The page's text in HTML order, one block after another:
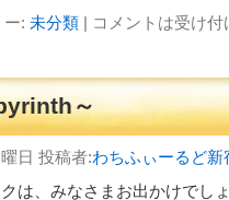
ー: 未分類| コメントは受け
～
日 投稿者:わちふぃーるど
は、みなさまお出かけでし